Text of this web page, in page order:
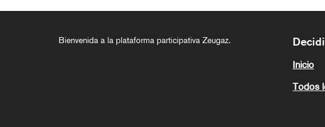
Bienvenida a la plataforma participativa Zeugaz.
Inicio
Todos